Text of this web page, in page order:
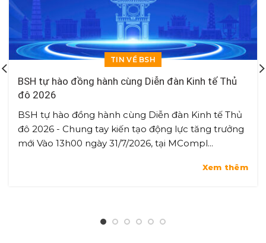
TIN VỀ BSH
BSH tự hào đồng hành cùng Diễn đàn Kinh tế Thủ
đô 2026
BSH tự hào đồng hành cùng Diễn đàn Kinh tế Thủ
đô 2026 - Chung tay kiến tạo động lực tăng trưởng
mới Vào 13h00 ngày 31/7/2026, tại MCompl...
Xem thêm